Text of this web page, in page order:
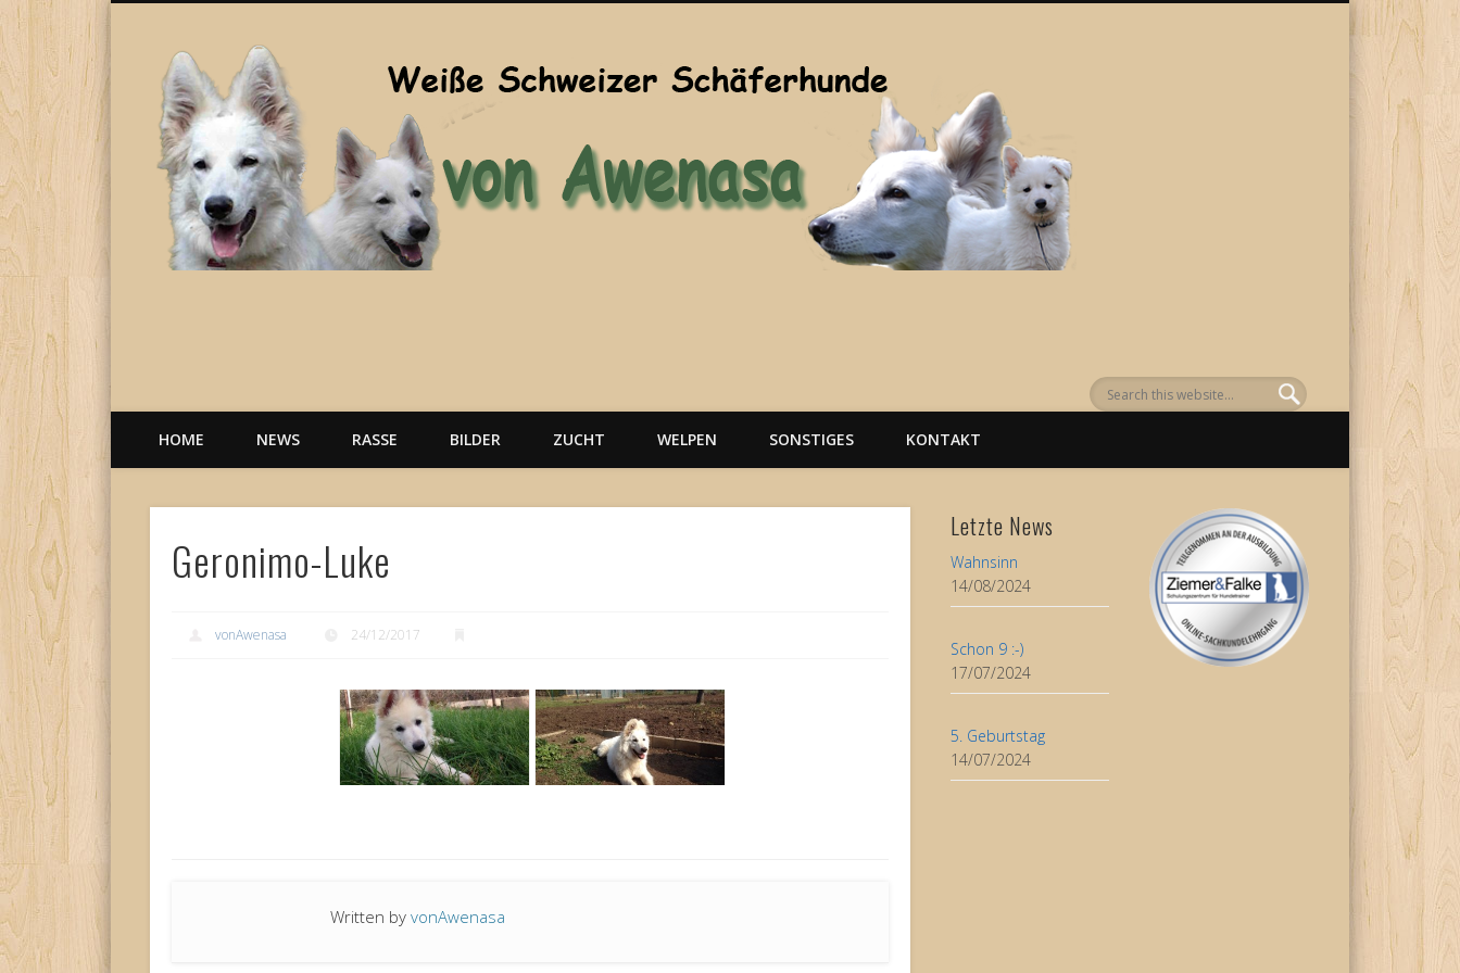
Welpen, weiße Schäferhunde, Hunde, Berger Blanc Suisse
HOME NEWS RASSE BILDER ZUCHT WELPEN SONSTIGES KONTAKT
Geronimo-Luke
vonAwenasa 24/12/2017
Written byvonAwenasa
Letzte News
Wahnsinn
14/08/2024
Schon 9 :-)
17/07/2024
5. Geburtstag
14/07/2024